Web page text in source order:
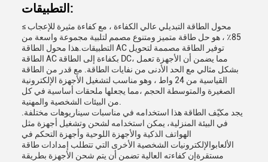
التطبيقات:
محول الطاقة التبديلي عالي الكفاءة ، مع كفاءة مثيرة للإعجاب ≥
85٪ ، هو حل طاقة متميز ومتنوع مصمم لتلبية مجموعة واسعة من
التطبيقات.هذا محول الطاقة AC توفير الطاقة مصممة لتحويل
الطاقة AC بكفاءة إلى الطاقة DC، مما يضمن أن الأجهزة تعمل
بشكل مثالي مع الحد الأدنى من نفايات الطاقة. مع قدر من الطاقة
القياسية من 24 واط ، وهو مناسب لتشغيل الأجهزة الإلكترونية
الصغيرة والمتوسطة الحجم ،مما يجعلها ملحقات أساسية في كل
يجد مكيّف الطاقة هذا استخدامه في مناسبات سيناريوهات مختلفة.
في البيئة المنزلية، يمكن استخدامه لشحن وتشغيل أجهزة مثل
الهواتف الذكية والأجهزة اللوحية وأجهزة التحكم في
الألعابوالإلكترونيات الشخصية الأخرى التي تتطلب إمدادات طاقة
مستقرةإن كفاءته العالية تضمن أن يتم شحن الأجهزة بطريقة